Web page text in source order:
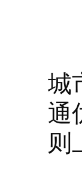
城
通
则